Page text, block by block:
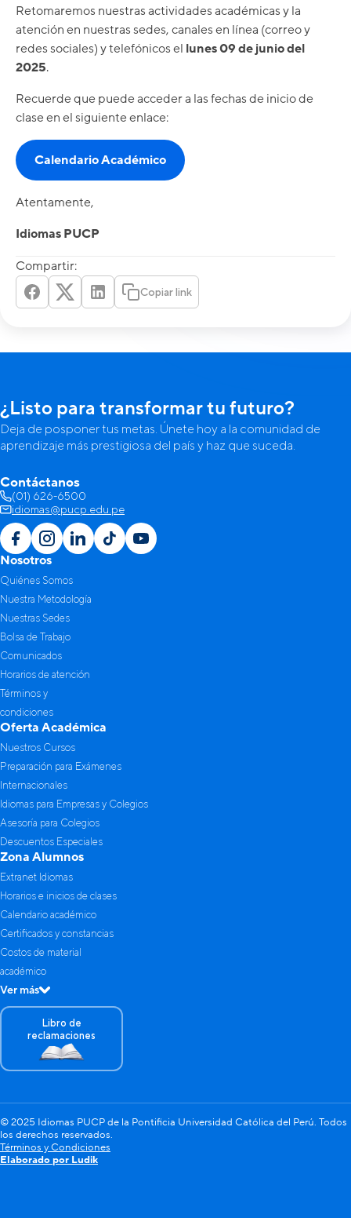
Retomaremos nuestras actividades académicas y la
atención en nuestras sedes, canales en línea (correo y
redes sociales) y telefónicos el lunes 09 de junio del
2025.
Recuerde que puede acceder a las fechas de inicio de
clase en el siguiente enlace:
Calendario Académico
Atentamente,
Idiomas PUCP
Compartir:
Copiar link
¿Listo para transformar tu futuro?
Deja de posponer tus metas. Únete hoy a la comunidad de
aprendizaje más prestigiosa del país y haz que suceda.
Contáctanos
(01) 626-6500
idiomas@pucp.edu.pe
Nosotros
Quiénes Somos
Nuestra Metodología
Nuestras Sedes
Bolsa de Trabajo
Comunicados
Horarios de atención
Términos y
condiciones
Oferta Académica
Nuestros Cursos
Preparación para Exámenes
Internacionales
Idiomas para Empresas y Colegios
Asesoría para Colegios
Descuentos Especiales
Zona Alumnos
Extranet Idiomas
Horarios e inicios de clases
Calendario académico
Certificados y constancias
Costos de material
académico
Ver más
Libro de
reclamaciones
© 2025 Idiomas PUCP de la Pontificia Universidad Católica del Perú. Todos
los derechos reservados.
Términos y Condiciones
Elaborado por Ludik